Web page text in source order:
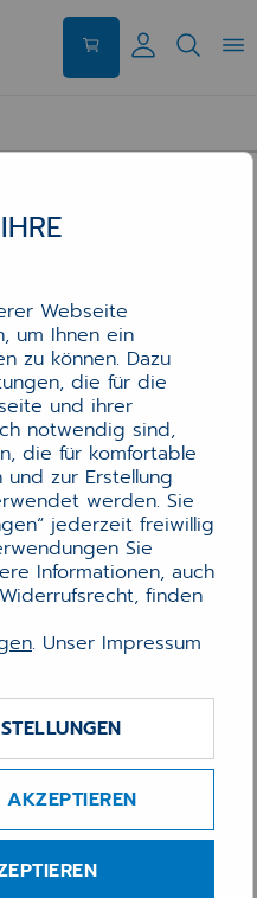
(12k)
Webseite
um Ihnen ein
zu können. Dazu
die für die
und ihrer
notwendig sind,
die für komfortable
zur Erstellung
werden. Sie
jederzeit freiwillig
Sie
Informationen, auch
finden
. Unser Impressum